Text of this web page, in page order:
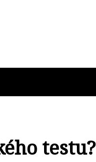
testu?